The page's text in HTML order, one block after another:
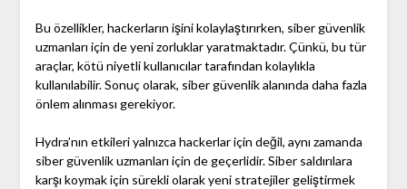
Bu özellikler, hackerların işini kolaylaştırırken, siber güvenlik
uzmanları için de yeni zorluklar yaratmaktadır. Çünkü, bu tür
araçlar, kötü niyetli kullanıcılar tarafından kolaylıkla
kullanılabilir. Sonuç olarak, siber güvenlik alanında daha fazla
önlem alınması gerekiyor.
Hydra’nın etkileri yalnızca hackerlar için değil, aynı zamanda
siber güvenlik uzmanları için de geçerlidir. Siber saldırılara
karşı koymak için sürekli olarak yeni stratejiler geliştirmek